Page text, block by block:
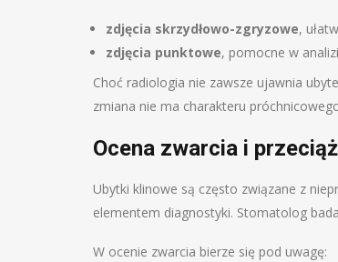
zdjęcia skrzydłowo-zgryzowe,
zdjęcia punktowe, pomocne w
Choć radiologia nie zawsze ujawnia
zmiana nie ma charakteru
Ocena zwarcia i
Ubytki klinowe są często związane z
elementem diagnostyki. Stomatolog
W ocenie zwarcia bierze się pod uwagę: